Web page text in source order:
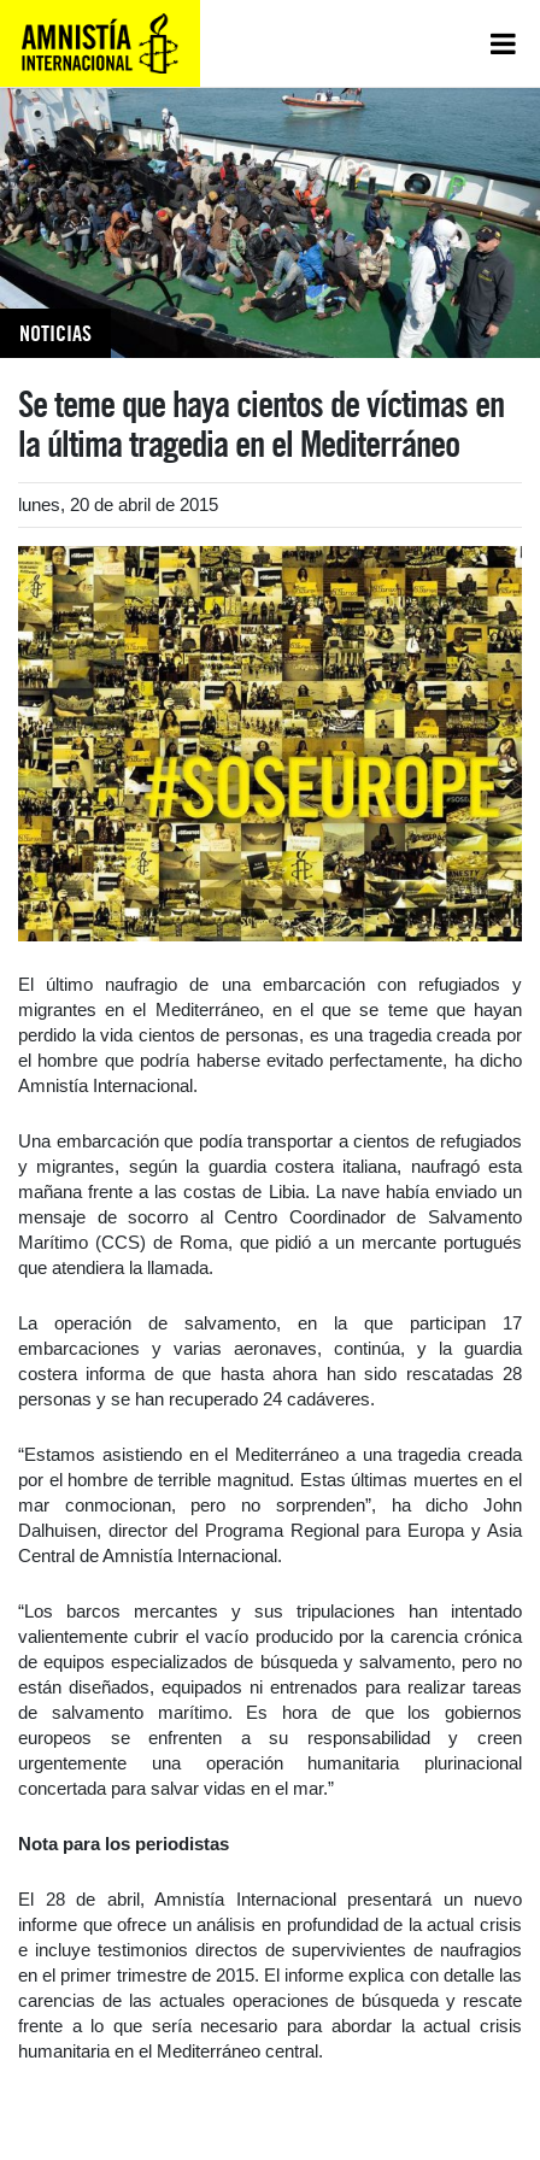
NOTICIAS
Se teme que haya cientos de víctimas en
la última tragedia en el Mediterráneo
lunes, 20 de abril de 2015
El último naufragio de una embarcación con refugiados y
migrantes en el Mediterráneo, en el que se teme que hayan
perdido la vida cientos de personas, es una tragedia creada por
el hombre que podría haberse evitado perfectamente, ha dicho
Amnistía Internacional.
Una embarcación que podía transportar a cientos de refugiados
y migrantes, según la guardia costera italiana, naufragó esta
mañana frente a las costas de Libia. La nave había enviado un
mensaje de socorro al Centro Coordinador de Salvamento
Marítimo (CCS) de Roma, que pidió a un mercante portugués
que atendiera la llamada.
La operación de salvamento, en la que participan 17
embarcaciones y varias aeronaves, continúa, y la guardia
costera informa de que hasta ahora han sido rescatadas 28
personas y se han recuperado 24 cadáveres.
“Estamos asistiendo en el Mediterráneo a una tragedia creada
por el hombre de terrible magnitud. Estas últimas muertes en el
mar conmocionan, pero no sorprenden”, ha dicho John
Dalhuisen, director del Programa Regional para Europa y Asia
Central de Amnistía Internacional.
“Los barcos mercantes y sus tripulaciones han intentado
valientemente cubrir el vacío producido por la carencia crónica
de equipos especializados de búsqueda y salvamento, pero no
están diseñados, equipados ni entrenados para realizar tareas
de salvamento marítimo. Es hora de que los gobiernos
europeos se enfrenten a su responsabilidad y creen
urgentemente una operación humanitaria plurinacional
concertada para salvar vidas en el mar.”
Nota para los periodistas
El 28 de abril, Amnistía Internacional presentará un nuevo
informe que ofrece un análisis en profundidad de la actual crisis
e incluye testimonios directos de supervivientes de naufragios
en el primer trimestre de 2015. El informe explica con detalle las
carencias de las actuales operaciones de búsqueda y rescate
frente a lo que sería necesario para abordar la actual crisis
humanitaria en el Mediterráneo central.